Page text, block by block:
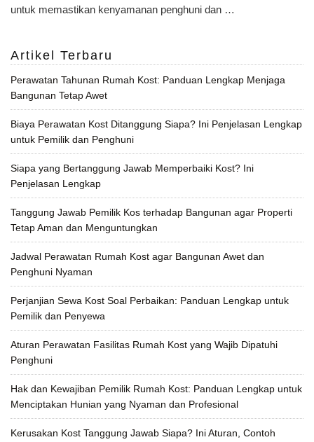
untuk memastikan kenyamanan penghuni dan …
Artikel Terbaru
Perawatan Tahunan Rumah Kost: Panduan Lengkap Menjaga
Bangunan Tetap Awet
Biaya Perawatan Kost Ditanggung Siapa? Ini Penjelasan Lengkap
untuk Pemilik dan Penghuni
Siapa yang Bertanggung Jawab Memperbaiki Kost? Ini
Penjelasan Lengkap
Tanggung Jawab Pemilik Kos terhadap Bangunan agar Properti
Tetap Aman dan Menguntungkan
Jadwal Perawatan Rumah Kost agar Bangunan Awet dan
Penghuni Nyaman
Perjanjian Sewa Kost Soal Perbaikan: Panduan Lengkap untuk
Pemilik dan Penyewa
Aturan Perawatan Fasilitas Rumah Kost yang Wajib Dipatuhi
Penghuni
Hak dan Kewajiban Pemilik Rumah Kost: Panduan Lengkap untuk
Menciptakan Hunian yang Nyaman dan Profesional
Kerusakan Kost Tanggung Jawab Siapa? Ini Aturan, Contoh